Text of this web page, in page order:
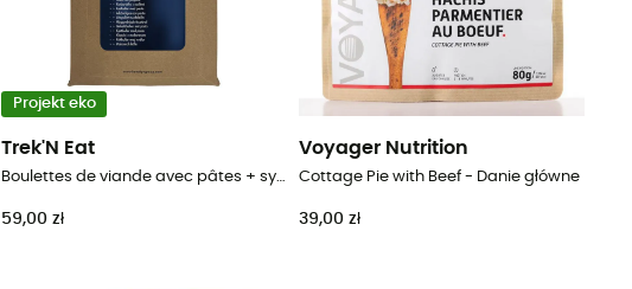
Projekt eko
Trek'N Eat
Boulettes de viande avec pâtes + système autochauffant - Danie główne
59,00 zł
Voyager Nutrition
Cottage Pie with Beef - Danie główne
39,00 zł